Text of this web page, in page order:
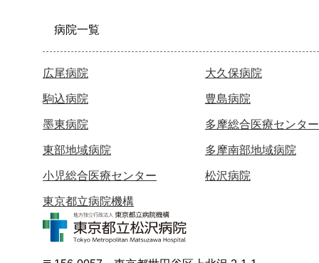
病院一覧
広尾病院 大久保病院
駒込病院 豊島病院
墨東病院 多摩総合医療センター
東部地域病院 多摩南部地域病院
小児総合医療センター 松沢病院
東京都立病院機構